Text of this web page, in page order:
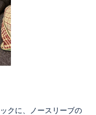
クに、ノースリーブの